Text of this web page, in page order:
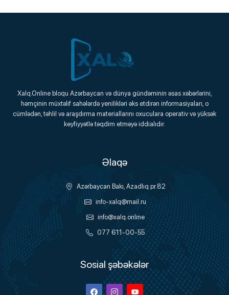
Xalq.Online
Onlayn Platforma
Xalq.Online bloqu Azərbaycan və dünya gündəminin əsas xəbərlərini,
həmçinin müxtəlif sahələrdə yenilikləri əks etdirən informasiyaları, o
cümlədən, təhlil və araşdırma materiallarını oxuculara operativ və yüksək
keyfiyyətlə təqdim etməyə iddialıdır.
Əlaqə
Azərbaycan Bakı, Azadlıq pr.82
info-xalq@mail.ru
info@xalq.online
077 611-00-55
Sosial şəbəkələr